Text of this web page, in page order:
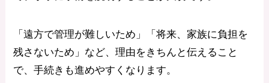
「遠方で管理が難しいため」「将来、家族に負担を
残さないため」など、理由をきちんと伝えること
で、手続きも進めやすくなります。